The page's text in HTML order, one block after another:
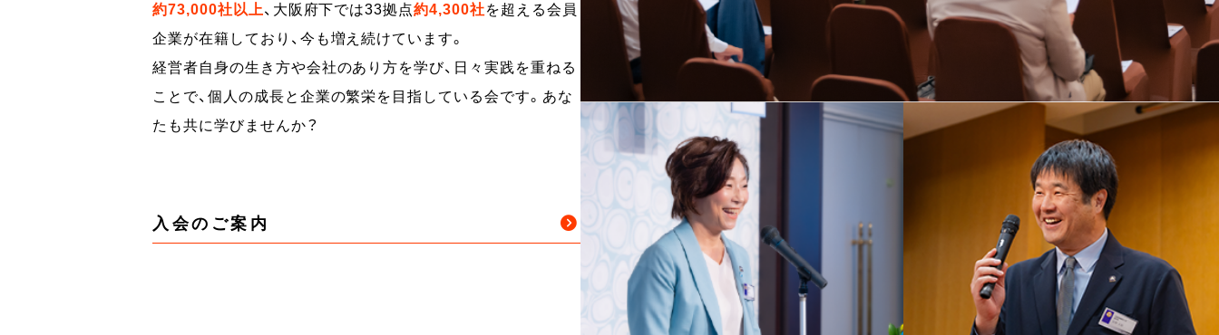
約73,000社以上、大阪府下では33拠点約4,300社を超える会員
企業が在籍しており、今も増え続けています。
経営者自身の生き方や会社のあり方を学び、日々実践を重ねる
ことで、個人の成長と企業の繁栄を目指している会です。あな
たも共に学びませんか？
入会のご案内